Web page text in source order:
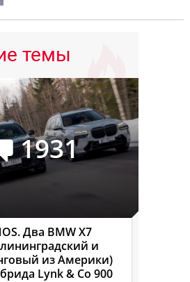
темы
1931
Два BMW X7
и
из Америки)
Lynk & Co 900